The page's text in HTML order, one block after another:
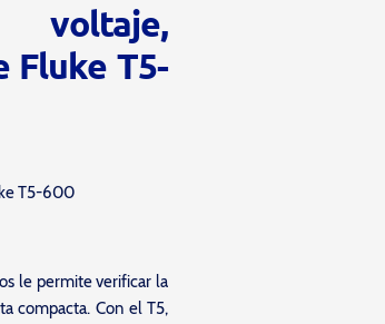
voltaje,
Fluke T5-
T5-600
le permite verificar la
compacta. Con el T5,